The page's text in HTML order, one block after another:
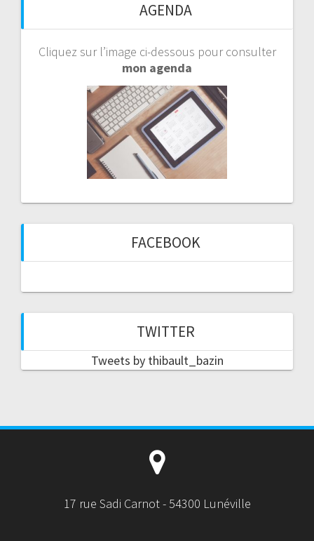
AGENDA
Cliquez sur l’image ci-dessous pour consulter
mon agenda
FACEBOOK
TWITTER
Tweets by thibault_bazin
17 rue Sadi Carnot - 54300 Lunéville